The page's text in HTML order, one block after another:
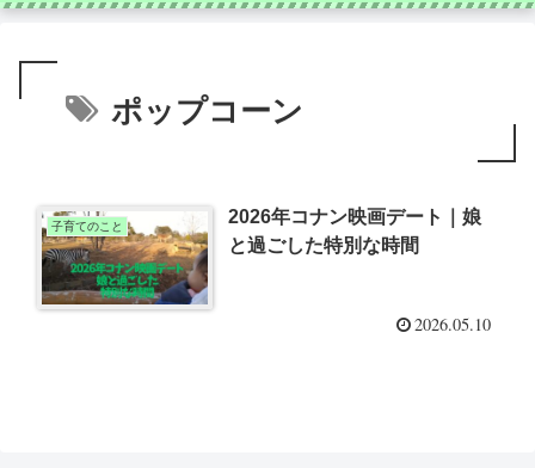
ポップコーン
子育てのこと
2026年コナン映画デート｜娘
と過ごした特別な時間
2026.05.10